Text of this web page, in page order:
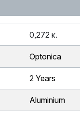
0,272 κ.
Optonica
2 Years
Aluminium